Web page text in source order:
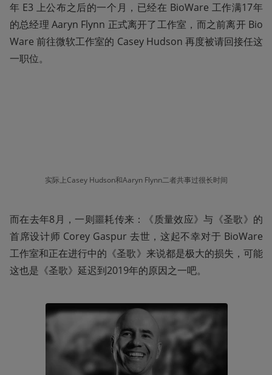
年 E3 上公布之后的一个月，已经在 BioWare 工作满17年
的总经理 Aaryn Flynn 正式离开了工作室，而之前离开 Bio
Ware 前往微软工作室的 Casey Hudson 再度被请回接任这
一职位。
实际上Casey Hudson和Aaryn Flynn二者共事过很长时间
而在去年8月，一则噩耗传来：《质量效应》与《圣歌》的
首席设计师 Corey Gaspur 去世，这起不幸对于 BioWare
工作室和正在进行中的《圣歌》来说都是极大的损失，可能
这也是《圣歌》延迟到2019年的原因之一吧。